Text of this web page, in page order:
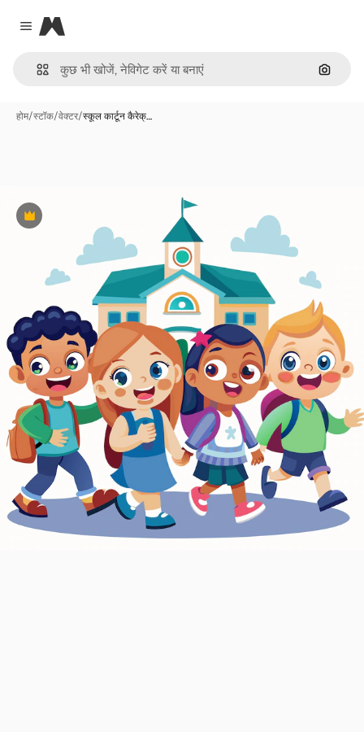
Close menu
Magnific
इमेज से
होम/स्टॉक/वेक्टर/स्कूल कार्टून कैरेक्…
Premium